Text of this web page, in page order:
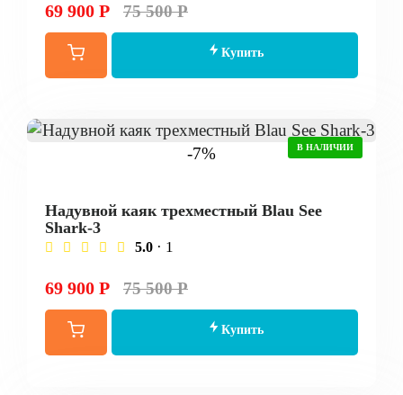
69 900 Р 75 500 Р
Купить
-7% В НАЛИЧИИ
Надувной каяк трехместный Blau See
Shark-3
5.0 · 1
69 900 Р 75 500 Р
Купить